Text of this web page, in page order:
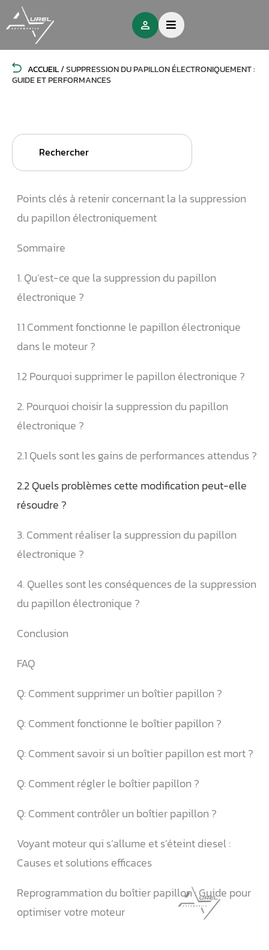
ACCUEIL/SUPPRESSION DU PAPILLON ÉLECTRONIQUEMENT :
GUIDE ET PERFORMANCES
Search
Points clés à retenir concernant la la suppression
du papillon électroniquement
Sommaire
1. Qu’est-ce que la suppression du papillon
électronique ?
1.1 Comment fonctionne le papillon électronique
dans le moteur ?
1.2 Pourquoi supprimer le papillon électronique ?
2. Pourquoi choisir la suppression du papillon
électronique ?
2.1 Quels sont les gains de performances attendus ?
2.2 Quels problèmes cette modification peut-elle
résoudre ?
3. Comment réaliser la suppression du papillon
électronique ?
4. Quelles sont les conséquences de la suppression
du papillon électronique ?
Conclusion
FAQ
Q: Comment supprimer un boîtier papillon ?
Q: Comment fonctionne le boîtier papillon ?
Q: Comment savoir si un boîtier papillon est mort ?
Q: Comment régler le boîtier papillon ?
Q: Comment contrôler un boîtier papillon ?
Voyant moteur qui s’allume et s’éteint diesel :
Causes et solutions efficaces
Reprogrammation du boîtier papillon : Guide pour
optimiser votre moteur